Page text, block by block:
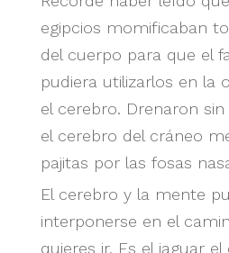
egipcios momificaban
del cuerpo para que el
pudiera utilizarlos en la
el cerebro. Drenaron
el cerebro del cráneo
pajitas por las fosas
El cerebro y la mente
interponerse en el
quieres ir. Es el jaguar